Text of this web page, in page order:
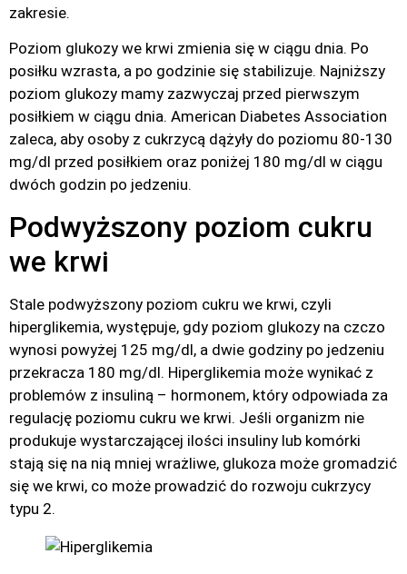
zakresie.
Poziom glukozy we krwi zmienia się w ciągu dnia. Po
posiłku wzrasta, a po godzinie się stabilizuje. Najniższy
poziom glukozy mamy zazwyczaj przed pierwszym
posiłkiem w ciągu dnia. American Diabetes Association
zaleca, aby osoby z cukrzycą dążyły do poziomu 80-130
mg/dl przed posiłkiem oraz poniżej 180 mg/dl w ciągu
dwóch godzin po jedzeniu.
Podwyższony poziom cukru
we krwi
Stale podwyższony poziom cukru we krwi, czyli
hiperglikemia, występuje, gdy poziom glukozy na czczo
wynosi powyżej 125 mg/dl, a dwie godziny po jedzeniu
przekracza 180 mg/dl. Hiperglikemia może wynikać z
problemów z insuliną – hormonem, który odpowiada za
regulację poziomu cukru we krwi. Jeśli organizm nie
produkuje wystarczającej ilości insuliny lub komórki
stają się na nią mniej wrażliwe, glukoza może gromadzić
się we krwi, co może prowadzić do rozwoju cukrzycy
typu 2.